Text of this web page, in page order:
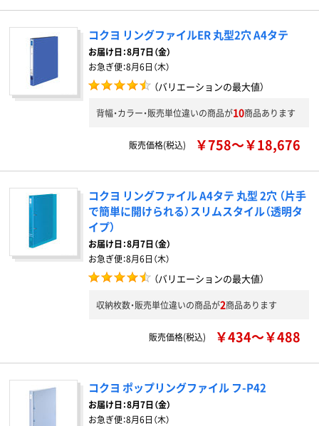
コクヨ リングファイルER 丸型2穴 A4タテ
お届け日：8月7日（金）
お急ぎ便：8月6日（木）
（バリエーションの最大値）
背幅・カラー・販売単位違いの商品が10商品あります
販売価格(税込) ￥758～￥18,676
コクヨ リングファイル A4タテ 丸型 2穴 （片手
で簡単に開けられる）スリムスタイル（透明タ
イプ）
お届け日：8月7日（金）
お急ぎ便：8月6日（木）
（バリエーションの最大値）
収納枚数・販売単位違いの商品が2商品あります
販売価格(税込) ￥434～￥488
コクヨ ポップリングファイル フ-P42
お届け日：8月7日（金）
お急ぎ便：8月6日（木）